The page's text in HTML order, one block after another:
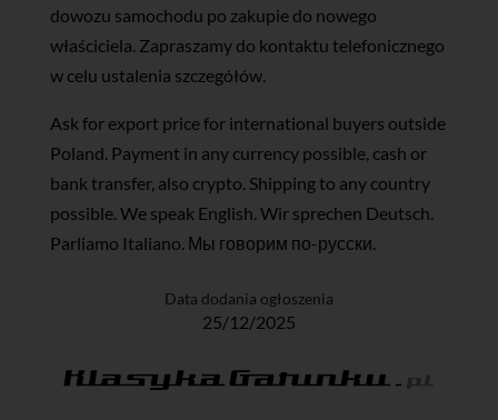
dowozu samochodu po zakupie do nowego
właściciela. Zapraszamy do kontaktu telefonicznego
w celu ustalenia szczegółów.
Ask for export price for international buyers outside
Poland. Payment in any currency possible, cash or
bank transfer, also crypto. Shipping to any country
possible. We speak English. Wir sprechen Deutsch.
Parliamo Italiano. Мы говорим по-русски.
Data dodania ogłoszenia
25/12/2025